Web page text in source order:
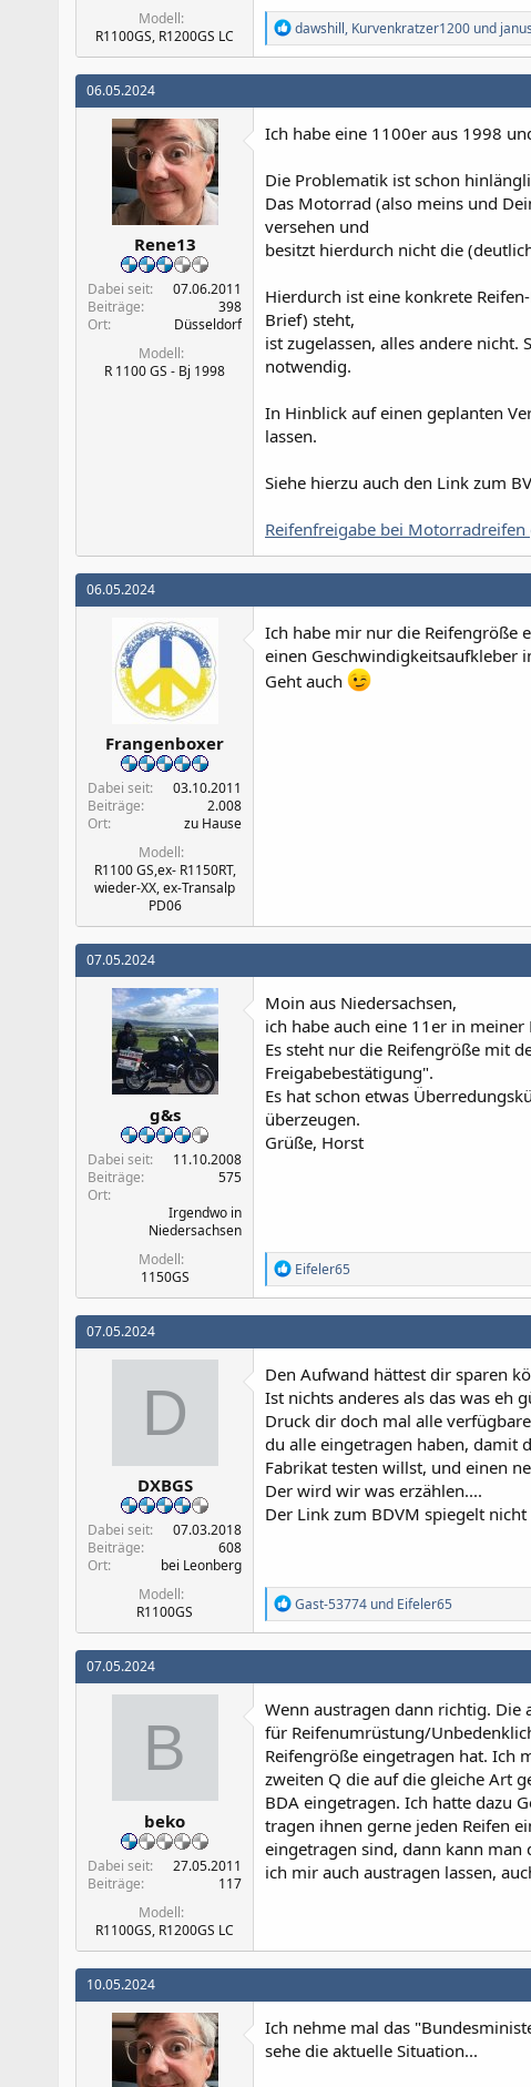
Modell
R1100GS, R1200GS LC
R
e
a
k
o
n
dawshill, Kurvenkratzer1200 und janus
06.05.2024
Rene13
Dabei seit
07.06.2011
Beiträge
398
Ort
Düsseldorf
Modell
R 1100 GS - Bj 1998
Ich habe eine 1100er aus 1998
Die Problematik ist schon
Das Motorrad (also meins und
versehen und
besitzt hierdurch nicht die
Hierdurch ist eine konkrete
Brief) steht,
ist zugelassen, alles andere nicht.
notwendig.
In Hinblick auf einen geplanten
lassen.
Siehe hierzu auch den Link zum
Reifenfreigabe bei Motorradreifen
06.05.2024
Frangenboxer
Dabei seit
03.10.2011
Beiträge
2.008
Ort
zu Hause
Modell
R1100 GS,ex- R1150RT,
wieder-XX, ex-Transalp
PD06
Ich habe mir nur die Reifengröße
einen Geschwindigkeitsaufkleber
Geht auch
07.05.2024
g&s
Dabei seit
11.10.2008
Beiträge
575
Ort
Irgendwo in
Niedersachsen
Modell
1150GS
Moin aus Niedersachsen,
ich habe auch eine 11er in
Es steht nur die Reifengröße mit
Freigabebestätigung".
Es hat schon etwas
überzeugen.
Grüße, Horst
R
e
a
k
o
n
e
n
:
Eifeler65
07.05.2024
D
DXBGS
Dabei seit
07.03.2018
Beiträge
608
Ort
bei Leonberg
Modell
R1100GS
Den Aufwand hättest dir sparen
Ist nichts anderes als das was eh
Druck dir doch mal alle
du alle eingetragen haben, damit
Fabrikat testen willst, und einen
Der wird wir was erzählen....
Der Link zum BDVM spiegelt
R
e
a
k
o
n
e
n
:
Gast-53774 und Eifeler65
07.05.2024
B
beko
Dabei seit
27.05.2011
Beiträge
117
Modell
R1100GS, R1200GS LC
Wenn austragen dann richtig. Die
für Reifenumrüstung/
Reifengröße eingetragen hat. Ich
zweiten Q die auf die gleiche Art
BDA eingetragen. Ich hatte dazu
tragen ihnen gerne jeden Reifen
eingetragen sind, dann kann man
ich mir auch austragen lassen,
10.05.2024
Ich nehme mal das
sehe die aktuelle Situation...